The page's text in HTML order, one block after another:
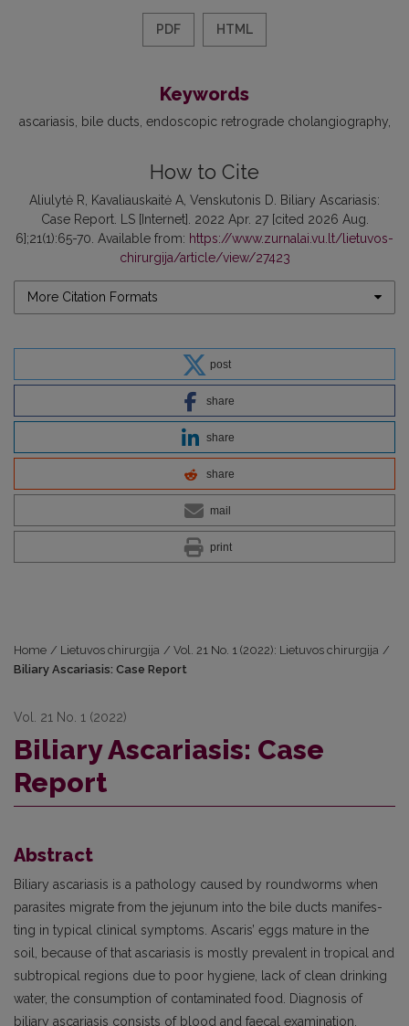
PDF HTML
Keywords
ascariasis bile ducts endoscopic retrograde cholangiography
How to Cite
Aliulytė R, Kavaliauskaitė A, Venskutonis D. Biliary Ascariasis:
Case Report. LS [Internet]. 2022 Apr. 27 [cited 2026 Aug.
6];21(1):65-70. Available from: https://www.zurnalai.vu.lt/lietuvos-
chirurgija/article/view/27423
More Citation Formats
post
share
share
share
mail
print
Home / Lietuvos chirurgija / Vol. 21 No. 1 (2022): Lietuvos chirurgija /
Biliary Ascariasis: Case Report
Vol. 21 No. 1 (2022)
Biliary Ascariasis: Case
Report
Abstract
Biliary ascariasis is a pathology caused by roundworms when
parasites migrate from the jejunum into the bile ducts manifes­
ting in typical clinical symptoms. Ascaris’ eggs mature in the
soil, because of that ascariasis is mostly prevalent in tropical and
subtropical regions due to poor hygiene, lack of clean drinking
water, the consumption of contaminated food. Diagnosis of
biliary ascariasis consists of blood and faecal examination,